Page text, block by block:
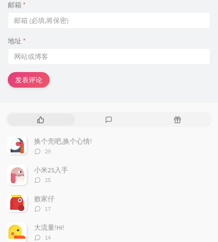
邮箱 *
地址 *
发表评论
热
文
章
随
换个壳吧,换个心情!
评
数：
29
小米2S入手
评
数：
25
败家仔
评
数：
17
大流量!Hi!
评
14